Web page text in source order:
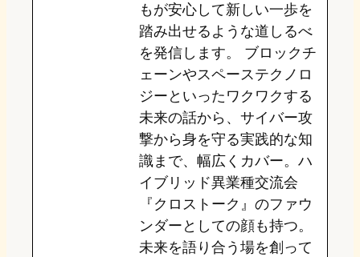
もが安心して新しい一歩を
踏み出せるような道しるべ
を発信します。 ブロックチ
ェーンやスペーステクノロ
ジーといったワクワクする
未来の話から、サイバー攻
撃から身を守る実践的な知
識まで、幅広くカバー。ハ
イブリッド異業種交流会
『クロストーク』のファウ
ンダーとしての顔も持つ。
未来を語り合う場を創って